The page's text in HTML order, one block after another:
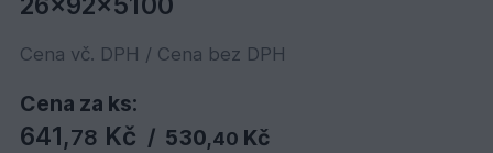
Cena vč. DPH / Cena bez DPH
Cena za ks:
641,78 Kč / 530,40 Kč